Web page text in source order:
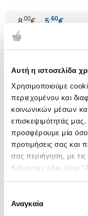
Αυτή η ιστοσελίδα
Χρησιμοποιούμε
περιεχομένου και
κοινωνικών μέσων
επισκεψιμότητάς
προσφέρουμε μία όσο
προτιμήσεις σας και
σας περιήγηση, με
Κάνοντας κλικ στην ‘’
βοηθήσετε να
ενδιαφέρουν και να
συγκατάθεσης
Αναγκαία
8.00€
Τιμή Έκδοσης
5.60€